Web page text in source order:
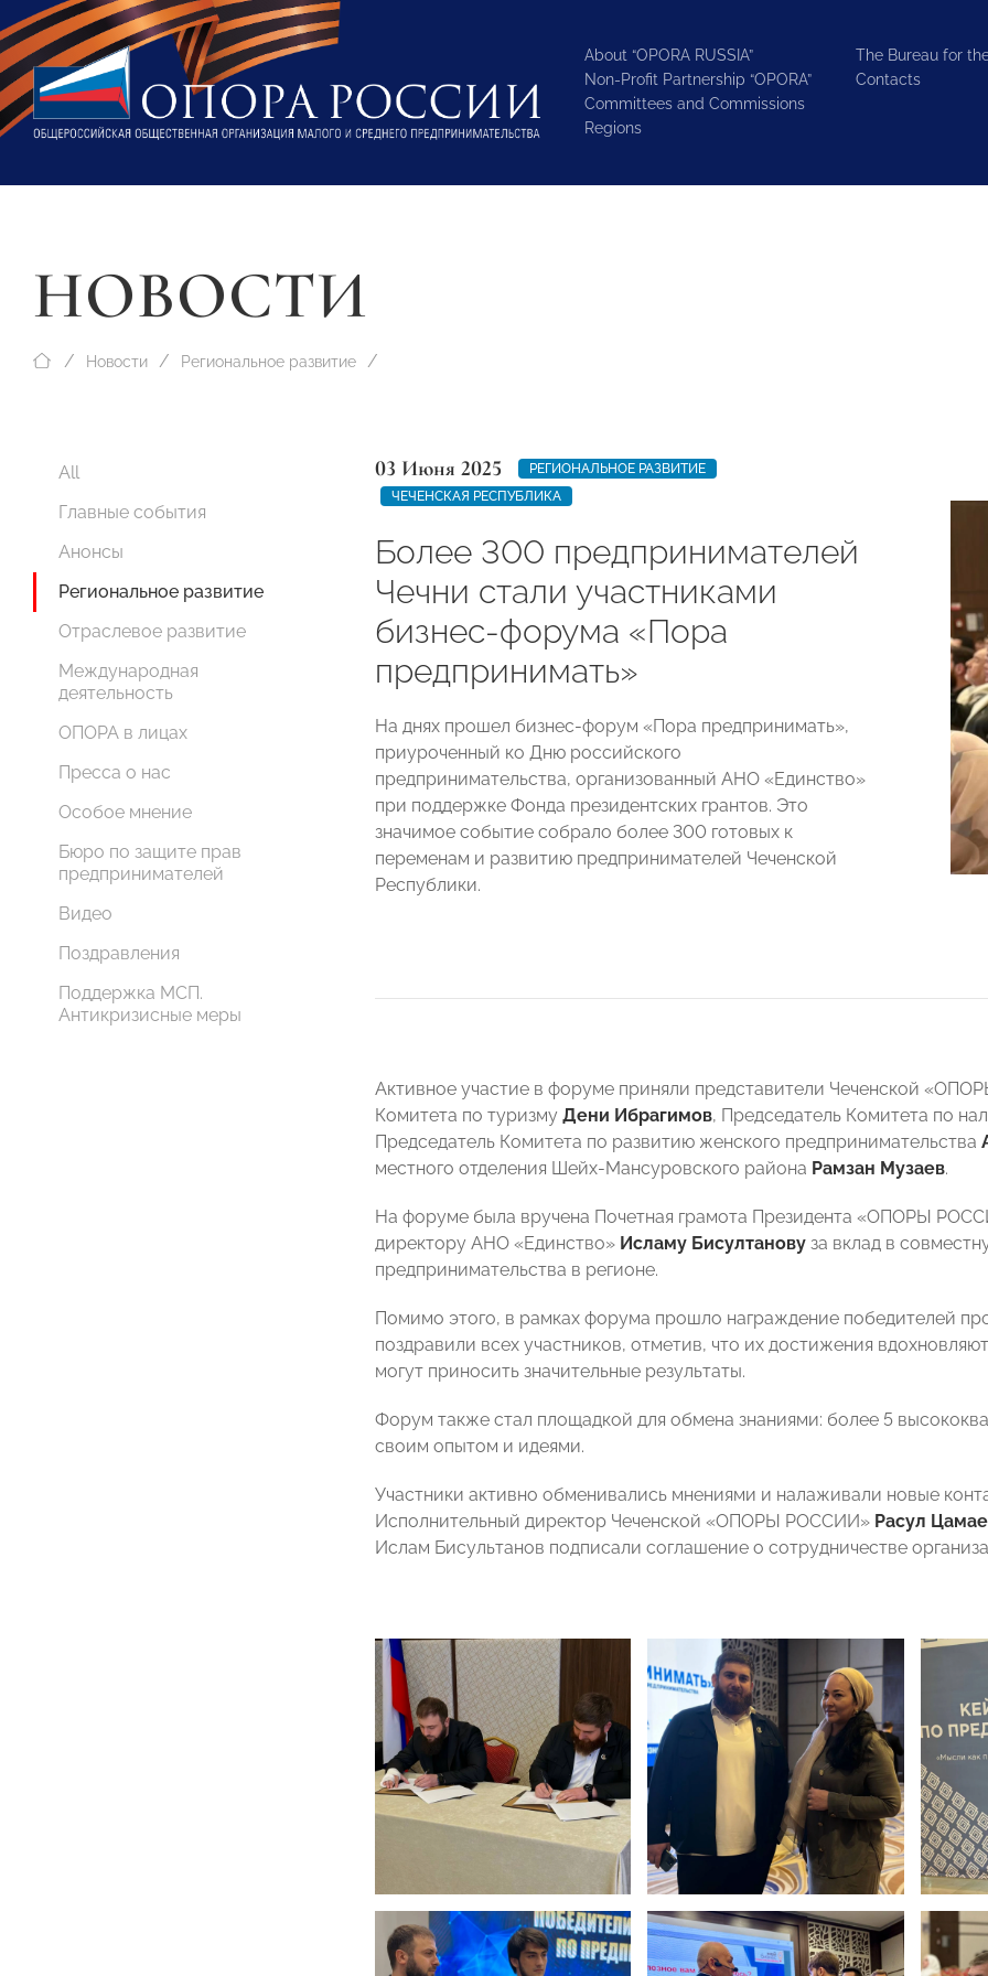
About “OPORA RUSSIA”
Non-Profit Partnership “OPORA”
Committees and Commissions
Regions
The Bureau for
Contacts
НОВОСТИ
Новости Региональное развитие
All
Главные события
Анонсы
Региональное развитие
Отраслевое развитие
Международная
деятельность
ОПОРА в лицах
Пресса о нас
Особое мнение
Бюро по защите прав
предпринимателей
Видео
Поздравления
Поддержка МСП.
Антикризисные меры
03 Июня 2025
РЕГИОНАЛЬНОЕ РАЗВИТИЕ
ЧЕЧЕНСКАЯ РЕСПУБЛИКА
Более 300 предпринимателей
Чечни стали участниками
бизнес-форума «Пора
предпринимать»
На днях прошел бизнес-форум «Пора предпринимать»,
приуроченный ко Дню российского
предпринимательства, организованный АНО «Единство»
при поддержке Фонда президентских грантов. Это
значимое событие собрало более 300 готовых к
переменам и развитию предпринимателей Чеченской
Республики.
Активное участие в форуме приняли представители Чеченской
Комитета по туризму Дени Ибрагимов, Председатель Комитета по
Председатель Комитета по развитию женского предпринимательства
местного отделения Шейх-Мансуровского района Рамзан Музаев.
На форуме была вручена Почетная грамота Президента «ОПОРЫ
директору АНО «Единство» Исламу Бисултанову за вклад в
предпринимательства в регионе.
Помимо этого, в рамках форума прошло награждение победителей
поздравили всех участников, отметив, что их достижения
могут приносить значительные результаты.
Форум также стал площадкой для обмена знаниями: более 5
своим опытом и идеями.
Участники активно обменивались мнениями и налаживали новые
Исполнительный директор Чеченской «ОПОРЫ РОССИИ» Расул
Ислам Бисультанов подписали соглашение о сотрудничестве